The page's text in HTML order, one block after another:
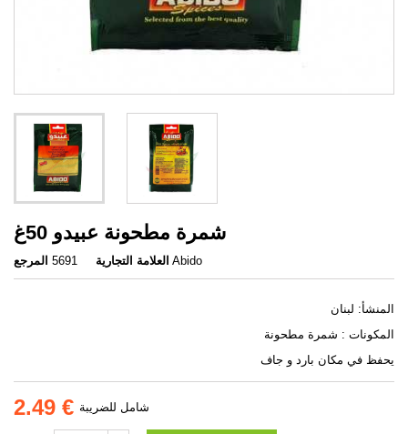
شمرة مطحونة عبيدو 50غ
المرجع 5691 العلامة التجارية Abido
المنشأ: لبنان
المكونات : شمرة مطحونة
يحفظ في مكان بارد و جاف
2.49 € شامل للضريبة